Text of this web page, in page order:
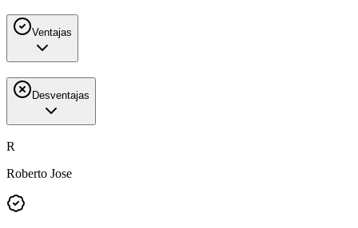
Ventajas
Desventajas
R
Roberto Jose